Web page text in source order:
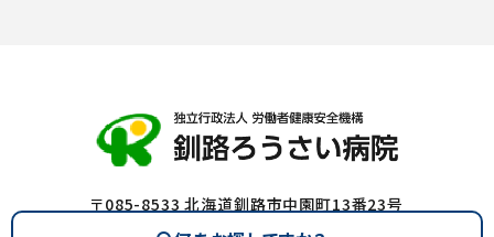
〒085-8533 北海道釧路市中園町13番23号